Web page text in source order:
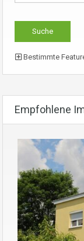
Bestimmte
Empfohlene